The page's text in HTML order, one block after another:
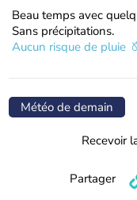
Beau temps avec
Sans précipitations.
Aucun risque de pluie
Météo de demain
Recevoir
Partager